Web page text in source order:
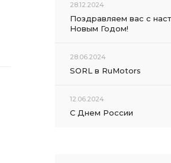
28.12.2024
Поздравляем вас с
Новым Годом!
28.06.2024
SORL в RuMotors
12.06.2024
С Днем России